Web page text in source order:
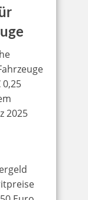
2025